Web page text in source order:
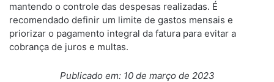
mantendo o controle das despesas realizadas. É
recomendado definir um limite de gastos mensais e
priorizar o pagamento integral da fatura para evitar a
cobrança de juros e multas.
Publicado em: 10 de março de 2023